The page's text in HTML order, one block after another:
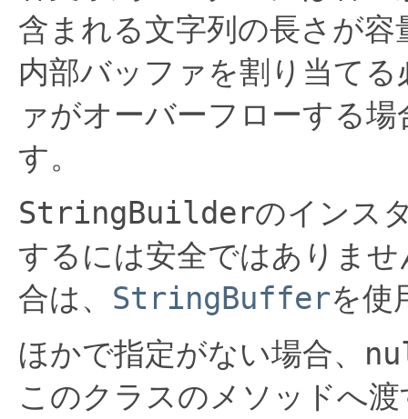
含まれる文字列の長さが
内部バッファを割り当て
ァがオーバーフローする
す。
StringBuilderのインス
するには安全ではありませ
合は、 StringBufferを使
ほかで指定がない場合、
このクラスのメソッドへ